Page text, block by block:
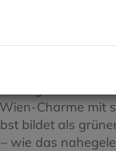
Wohnlagen
Straße,
Charme mit
bildet als
wie das